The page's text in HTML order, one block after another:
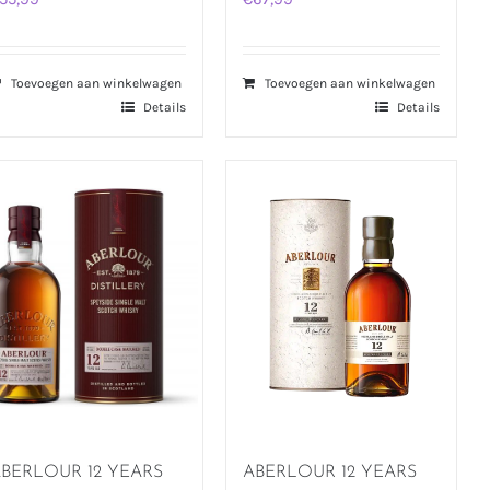
Toevoegen aan winkelwagen
Details
Toevoegen aan winkelwagen
Details
12 YEARS ABERLOUR 12 YEARS